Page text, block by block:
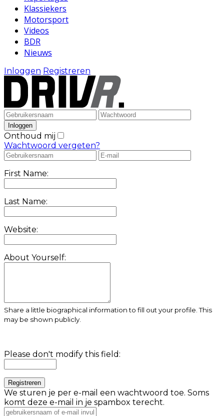
Klassiekers
Motorsport
Videos
BDR
Nieuws
Inloggen Registreren
Onthoud mij
Wachtwoord vergeten?
First Name:
Last Name:
Website:
About Yourself:
Share a little biographical information to fill out your profile. This
may be shown publicly.
Please don't modify this field:
We sturen je per e-mail een wachtwoord toe. Soms
komt deze e-mail in je spambox terecht.